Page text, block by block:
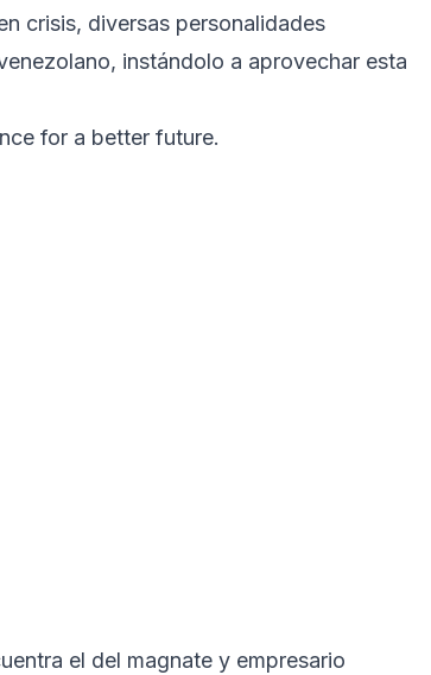
crisis, diversas personalidades
instándolo a aprovechar esta
for a better future.
el del magnate y empresario